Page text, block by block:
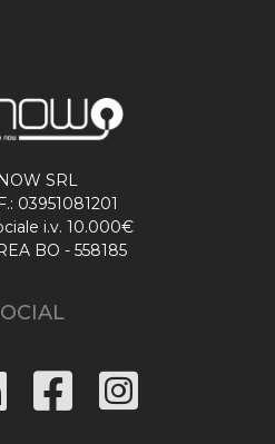
SRL
03951081201
i.v. 10.000€
BO - 558185